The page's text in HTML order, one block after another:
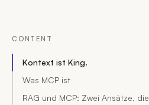
CONTENT
Kontext ist King.
Was MCP ist
RAG und MCP: Zwei Ansätze,